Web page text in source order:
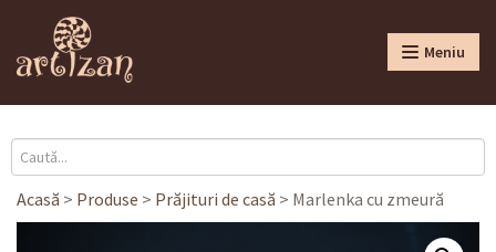
Meniu
Acasă > Produse > Prăjituri de casă > Marlenka cu zmeură